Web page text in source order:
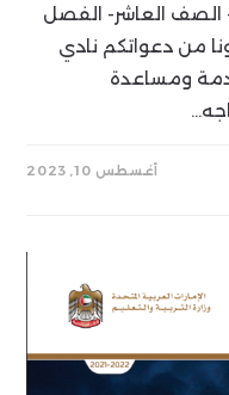
الصف العاشر- الفصل
من دعواتكم نادي
ومساعدة
أغسطس 10, 2023